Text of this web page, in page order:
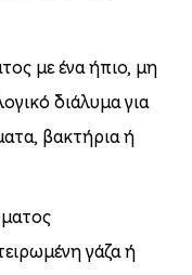
με ένα ήπιο, μη
διάλυμα για
βακτήρια ή
γάζα ή